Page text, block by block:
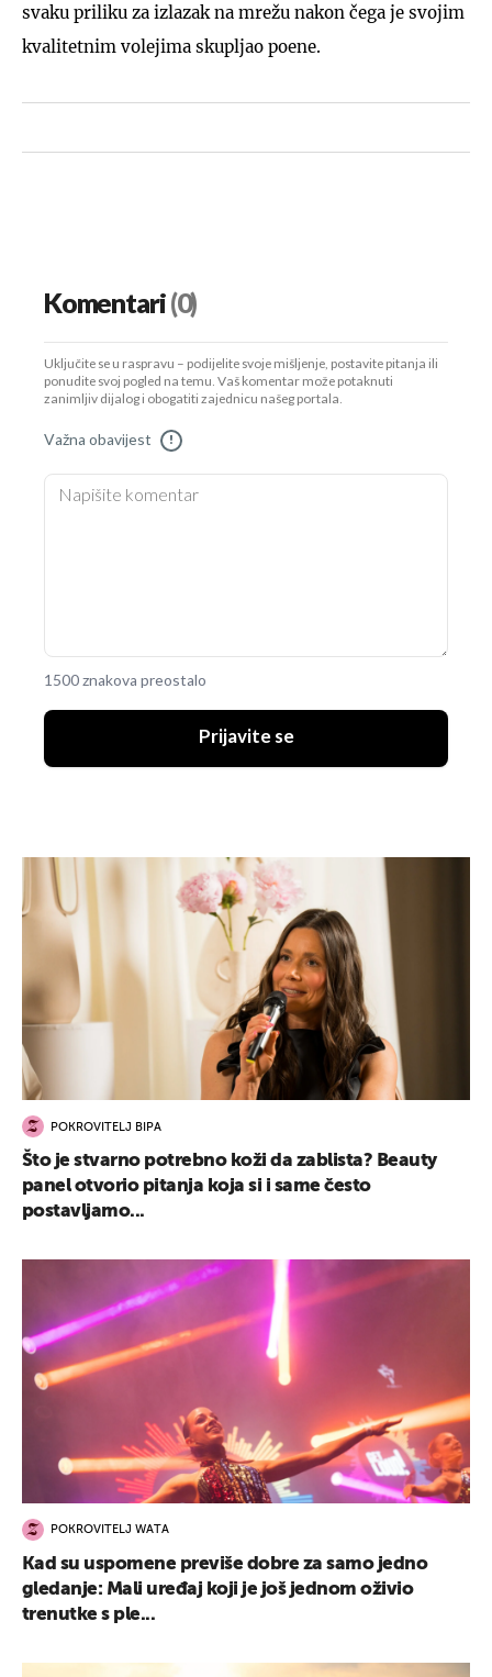
svaku priliku za izlazak na mrežu nakon čega je svojim
kvalitetnim volejima skupljao poene.
Komentari(0)
Uključite se u raspravu – podijelite svoje mišljenje, postavite pitanja ili
ponudite svoj pogled na temu. Vaš komentar može potaknuti
zanimljiv dijalog i obogatiti zajednicu našeg portala.
Važna obavijest !
1500 znakova preostalo
Prijavite se
POKROVITELJ BIPA
Što je stvarno potrebno koži da zablista? Beauty
panel otvorio pitanja koja si i same često
postavljamo...
POKROVITELJ WATA
Kad su uspomene previše dobre za samo jedno
gledanje: Mali uređaj koji je još jednom oživio
trenutke s ple...